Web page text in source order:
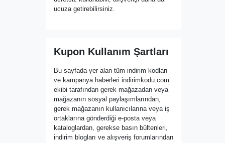
ucuza getirebilirsiniz.
Kupon Kullanım Şartları
Bu sayfada yer alan tüm indirim kodları
ve kampanya haberleri indirimkodu.com
ekibi tarafından gerek mağazadan veya
mağazanın sosyal paylaşımlarından,
gerek mağazanın kullanıcılarına veya iş
ortaklarına gönderdiği e-posta veya
kataloglardan, gerekse basın bültenleri,
indirim blogları ve alışveriş forumlarından